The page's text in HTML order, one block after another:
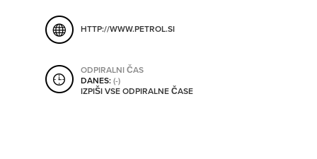
SO ODPRTA V
HTTP://WWW.PETROL.SI
ODPIRALNI ČAS
DANES:(-)
IZPIŠI VSE ODPIRALNE ČASE